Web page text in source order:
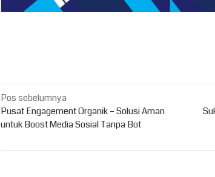
Navigasi
pos
Pos sebelumnya
Pusat Engagement Organik – Solusi Aman
untuk Boost Media Sosial Tanpa Bot